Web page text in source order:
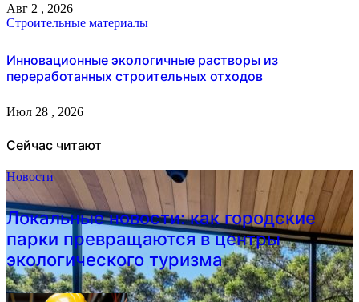
Авг 2 , 2026
Строительные материалы
Инновационные экологичные растворы из
переработанных строительных отходов
Июл 28 , 2026
Сейчас читают
Новости
Локальные новости: как городские
парки превращаются в центры
экологического туризма